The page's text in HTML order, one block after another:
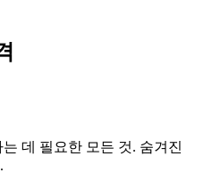
데 필요한 모든 것. 숨겨진